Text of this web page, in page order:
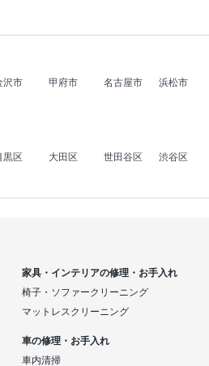
沢市 甲府市 名古屋市 浜松市
黒区 大田区 世田谷区 渋谷区
家具・インテリアの修理・お手入れ
椅子・ソファークリーニング
マットレスクリーニング
車の修理・お手入れ
車内清掃